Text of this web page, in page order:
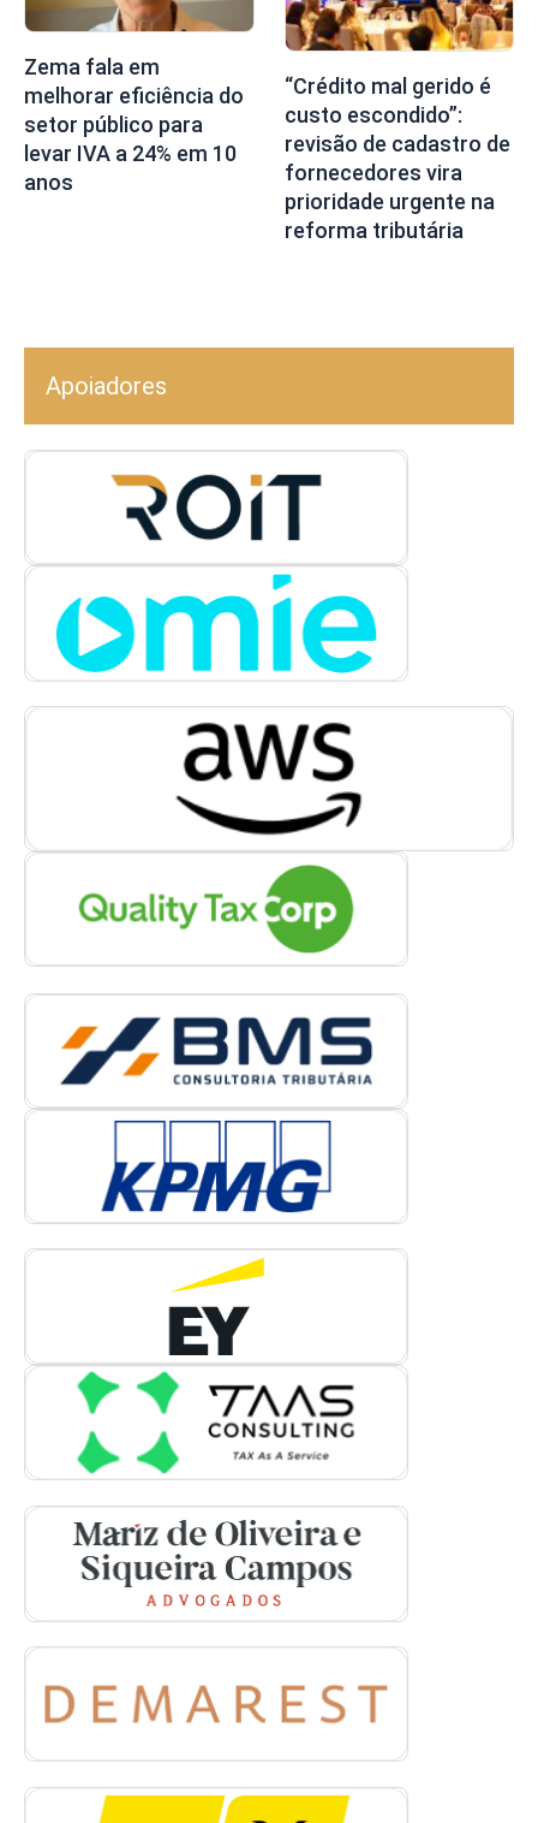
Zema fala em
melhorar eficiência do
setor público para
levar IVA a 24% em 10
anos
“Crédito mal gerido é
custo escondido”:
revisão de cadastro de
fornecedores vira
prioridade urgente na
reforma tributária
Apoiadores